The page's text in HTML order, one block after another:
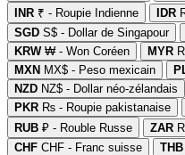
INR ₹ - Roupie Indienne IDR
SGD S$ - Dollar de Singapour
KRW₩ - Won Coréen MYR
MXN MX$ - Peso mexicain
NZD NZ$ - Dollar néo-zélandais
PKR ₨ - Roupie pakistanaise
RUB ₽ - Rouble Russe ZAR
CHF CHF - Franc suisse THB